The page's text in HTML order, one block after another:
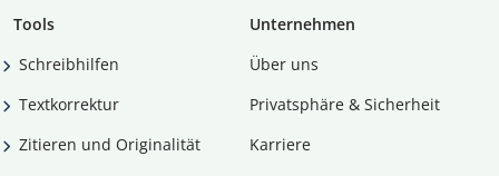
Tools
Schreibhilfen
Textkorrektur
Zitieren und Originalität
Unternehmen
Über uns
Privatsphäre & Sicherheit
Karriere